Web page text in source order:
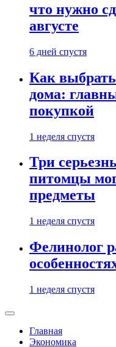
что нужно
августе
6 дней спустя
Как
дома:
покупкой
1 неделя спустя
Три
питомцы
предметы
1 неделя спустя
Фелинолог
1 неделя спустя
Главная
Экономика